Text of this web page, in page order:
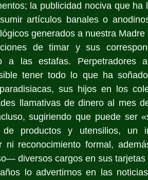
la publicidad nociva que
artículos banales o
generados a nuestra Madre
de timar y sus
a las estafas. Perpetradores
tener todo lo que ha
sus hijos en los
llamativas de dinero al mes
sugiriendo que puede ser
productos y utensilios, un
ni reconocimiento formal,
diversos cargos en sus tarjetas
lo advertirnos en las